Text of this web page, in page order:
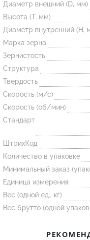
Огнеупорные
изделия
Скачать каталог
Тигель
Муфель
Черпак
Шербер
Трубка
Стержень
Пробка
Подставка
Лодочка
Контакт
Диаметр внешний (D, мм)
Высота (T, мм)
Диаметр внутренний (H,
Марка зерна
Зернистость
Структура
Твердость
Скорость (м/с)
Скорость (об/мин)
Стандарт
ШтрихКод
Количество в упаковке
Минимальный заказ
Единица измерения
Вес (одной ед., кг)
Вес брутто (одной